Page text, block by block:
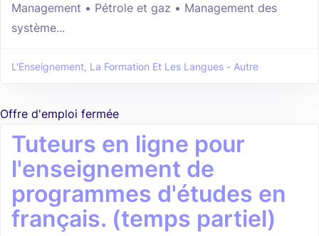
Management • Pétrole et gaz • Management des
système...
L'Enseignement, La Formation Et Les Langues - Autre
Offre d'emploi fermée
Tuteurs en ligne pour
l'enseignement de
programmes d'études en
français. (temps partiel)